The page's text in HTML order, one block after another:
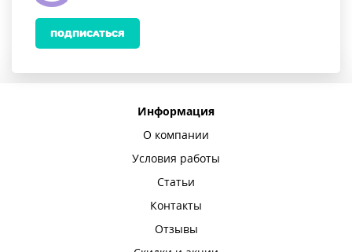
ПОДПИСАТЬСЯ
Информация
О компании
Условия работы
Статьи
Контакты
Отзывы